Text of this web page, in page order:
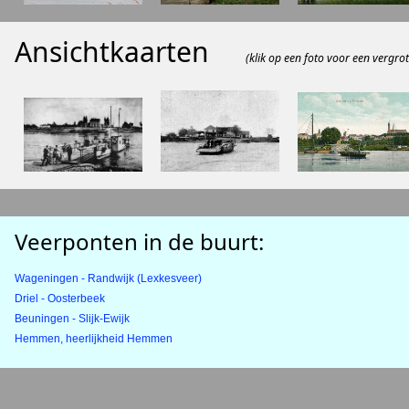
Ansichtkaarten (klik op een foto voor een
Veerponten in de buurt:
Wageningen - Randwijk (Lexkesveer)
Driel - Oosterbeek
Beuningen - Slijk-Ewijk
Hemmen, heerlijkheid Hemmen